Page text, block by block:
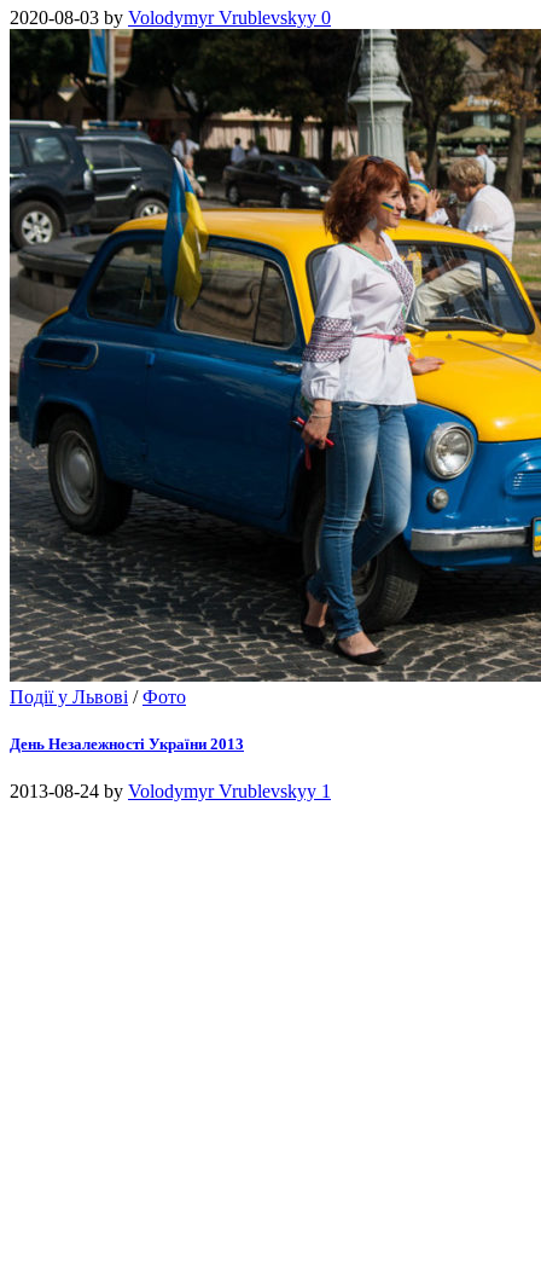
2020-08-03 by Volodymyr Vrublevskyy 0
Події у Львові /Фото
День Незалежності України 2013
2013-08-24 by Volodymyr Vrublevskyy 1